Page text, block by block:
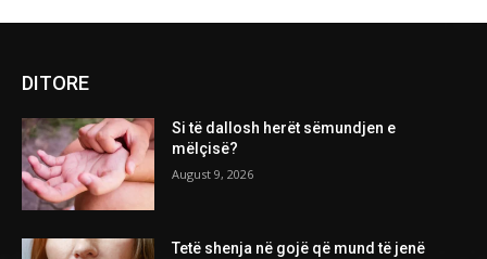
DITORE
Si të dallosh herët sëmundjen e
mëlçisë?
August 9, 2026
Tetë shenja në gojë që mund të jenë